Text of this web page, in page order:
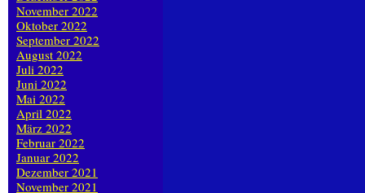
November 2022
Oktober 2022
September 2022
August 2022
Juli 2022
Juni 2022
Mai 2022
April 2022
März 2022
Februar 2022
Januar 2022
Dezember 2021
November 2021